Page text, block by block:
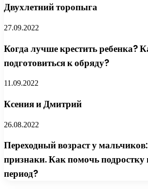
Двухлетний торопыга
27.09.2022
Когда лучше крестить ребенка?
подготовиться к обряду?
11.09.2022
Ксения и Дмитрий
26.08.2022
Переходный возраст у
признаки. Как помочь подростку
период?